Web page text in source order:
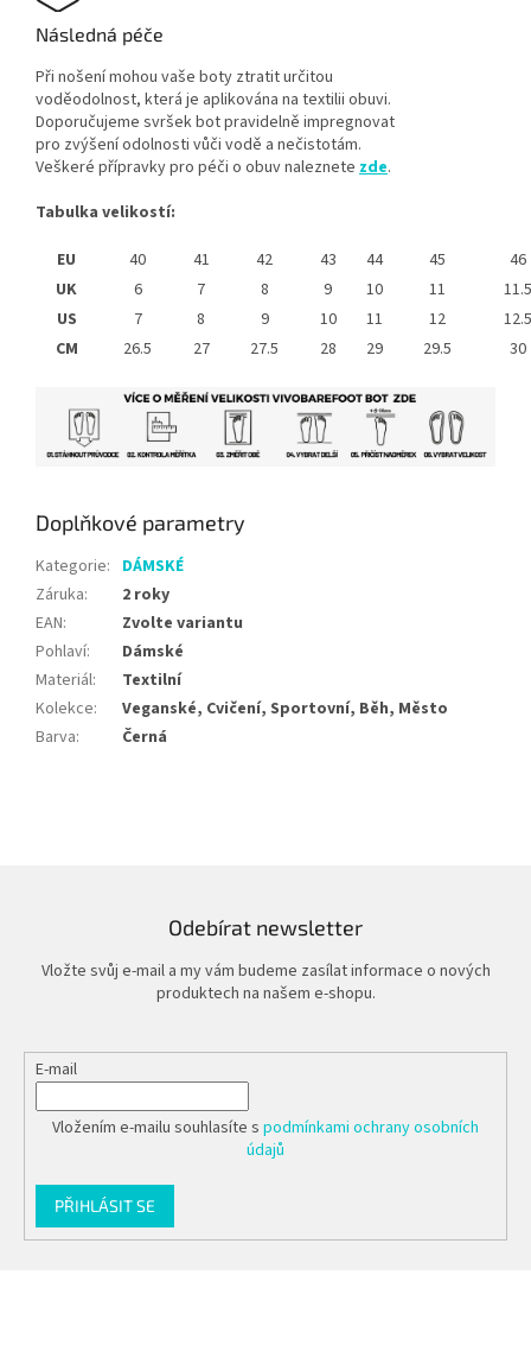
Následná péče
Při nošení mohou vaše boty ztratit určitou
voděodolnost, která je aplikována na textilii obuvi.
Doporučujeme svršek bot pravidelně impregnovat
pro zvýšení odolnosti vůči vodě a nečistotám.
Veškeré přípravky pro péči o obuv naleznete zde.
Tabulka velikostí:
EU
40 41 42 43 44 45
46
UK
6 7 8 9 10 11
11.5
US
7 8 9 10 11 12
12.5
CM
26.5 27 27.5 28 29 29.5 30
Doplňkové parametry
Kategorie: DÁMSKÉ
Záruka:
2 roky
EAN:
Zvolte variantu
Pohlaví:
Dámské
Materiál:
Textilní
Kolekce:
Veganské, Cvičení, Sportovní, Běh, Město
Barva: Černá
Odebírat newsletter
Vložte svůj e-mail a my vám budeme zasílat informace o nových
produktech na našem e-shopu.
E-mail
Vložením e-mailu souhlasíte s podmínkami ochrany osobních
údajů
PŘIHLÁSIT SE